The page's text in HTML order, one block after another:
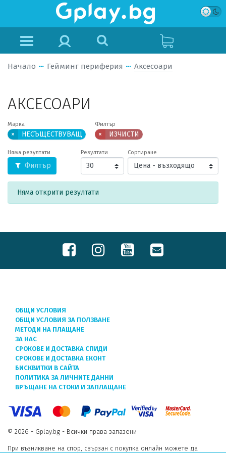
Начало Гейминг периферия Аксесоари
АКСЕСОАРИ
Марка
× НЕСЪЩЕСТВУВАЩ
Филтър
× ИЗЧИСТИ
Няма резултати
Филтър
Резултати Сортиране
Няма открити резултати
ОБЩИ УСЛОВИЯ
ОБЩИ УСЛОВИЯ ЗА ПОЛЗВАНЕ
МЕТОДИ НА ПЛАЩАНЕ
ЗА НАС
СРОКОВЕ И ДОСТАВКА СПИДИ
СРОКОВЕ И ДОСТАВКА ЕКОНТ
БИСКВИТКИ В САЙТА
ПОЛИТИКА ЗА ЛИЧНИТЕ ДАННИ
ВРЪЩАНЕ НА СТОКИ И ЗАПЛАЩАНЕ
© 2026 - Gplay.bg - Всички права запазени
При възникване на спор, свързан с покупка онлайн можете да